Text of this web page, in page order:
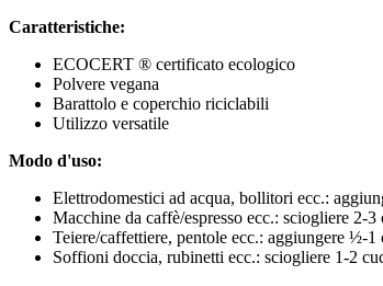
Caratteristiche:
ECOCERT ® certificato ecologico
Polvere vegana
Barattolo e coperchio riciclabili
Utilizzo versatile
Modo d'uso:
Elettrodomestici ad acqua, bollitori ecc.:
Macchine da caffè/espresso ecc.: sciogliere 2-
Teiere/caffettiere, pentole ecc.: aggiungere ½-
Soffioni doccia, rubinetti ecc.: sciogliere 1-2